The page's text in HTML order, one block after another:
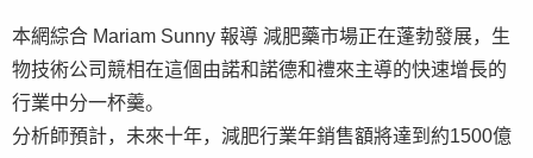
本網綜合 Mariam Sunny 報導 減肥藥市場正在蓬勃發展，生
物技術公司競相在這個由諾和諾德和禮來主導的快速增長的
行業中分一杯羹。
分析師預計，未來十年，減肥行業年銷售額將達到約1500億